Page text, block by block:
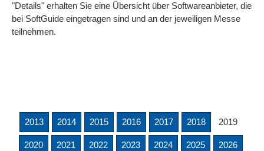
"Details" erhalten Sie eine Übersicht über Softwareanbieter, die
bei SoftGuide eingetragen sind und an der jeweiligen Messe
teilnehmen.
2013 2014 2015 2016 2017 2018 2019
2020 2021 2022 2023 2024 2025 2026